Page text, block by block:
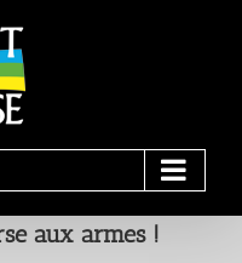
aux armes !